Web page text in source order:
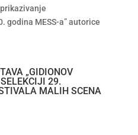
godina MESS-a” autorice
„GIDIONOV
29.
MALIH SCENA